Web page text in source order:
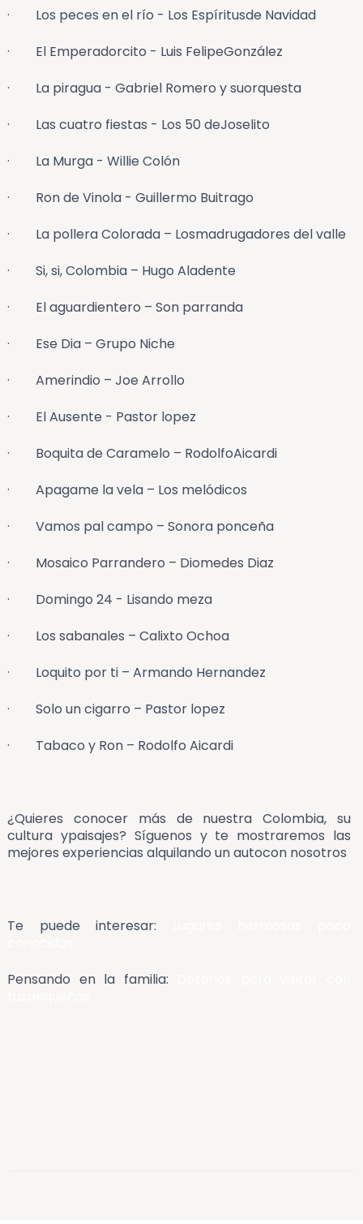
· Los peces en el río - Los Espíritusde Navidad
· El Emperadorcito - Luis FelipeGonzález
· La piragua - Gabriel Romero y suorquesta
· Las cuatro fiestas - Los 50 deJoselito
· La Murga - Willie Colón
· Ron de Vinola - Guillermo Buitrago
· La pollera Colorada – Losmadrugadores del valle
· Si, si, Colombia – Hugo Aladente
· El aguardientero – Son parranda
· Ese Dia – Grupo Niche
· Amerindio – Joe Arrollo
· El Ausente - Pastor lopez
· Boquita de Caramelo – RodolfoAicardi
· Apagame la vela – Los melódicos
· Vamos pal campo – Sonora ponceña
· Mosaico Parrandero – Diomedes Diaz
· Domingo 24 - Lisando meza
· Los sabanales – Calixto Ochoa
· Loquito por ti – Armando Hernandez
· Solo un cigarro – Pastor lopez
· Tabaco y Ron – Rodolfo Aicardi
¿Quieres conocer más de nuestra Colombia, su
cultura ypaisajes? Síguenos y te mostraremos las
mejores experiencias alquilando un autocon nosotros
Te puede interesar:
Pensando en la familia: